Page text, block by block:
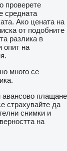
проверете
средната
Ако цената на
от подобните
разлика в
опит на
много се
авансово плащане
страхувайте да
снимки и
на